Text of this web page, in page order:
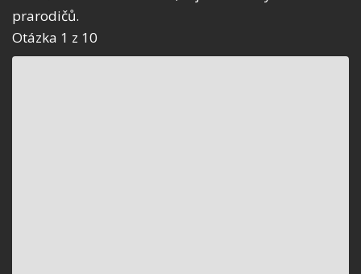
prarodičů.
Otázka 1 z 10